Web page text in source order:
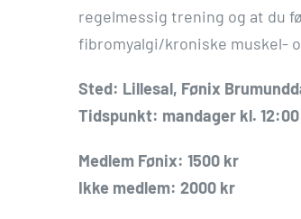
regelmessig trening og at du
fibromyalgi/kroniske muskel-
Sted: Lillesal, Fønix
Tidspunkt: mandager kl. 12:00
Medlem Fønix: 1500 kr
Ikke medlem: 2000 kr